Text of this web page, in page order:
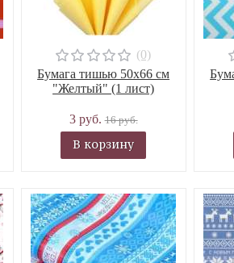
(0)
Бумага тишью 50х66 см
"Желтый" (1 лист)
3 руб.16 руб.
В корзину